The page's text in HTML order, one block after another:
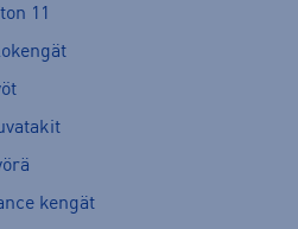
11
kengät